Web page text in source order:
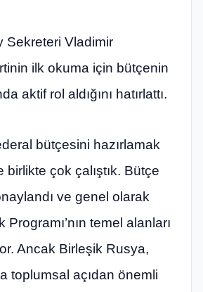
Sekreteri Vladimir
ilk okuma için bütçenin
aktif rol aldığını hatırlattı.
bütçesini hazırlamak
birlikte çok çalıştık. Bütçe
ve genel olarak
temel alanları
Ancak Birleşik Rusya,
toplumsal açıdan önemli